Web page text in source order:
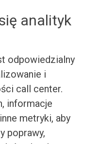
analityk
odpowiedzialny
i
call center.
informacje
metryki, aby
poprawy,